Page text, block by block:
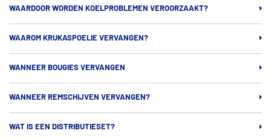
WAARDOOR WORDEN KOELPROBLEMEN VEROORZAAKT?
WAAROM KRUKASPOELIE VERVANGEN?
WANNEER BOUGIES VERVANGEN
WANNEER REMSCHIJVEN VERVANGEN?
WAT IS EEN DISTRIBUTIESET?